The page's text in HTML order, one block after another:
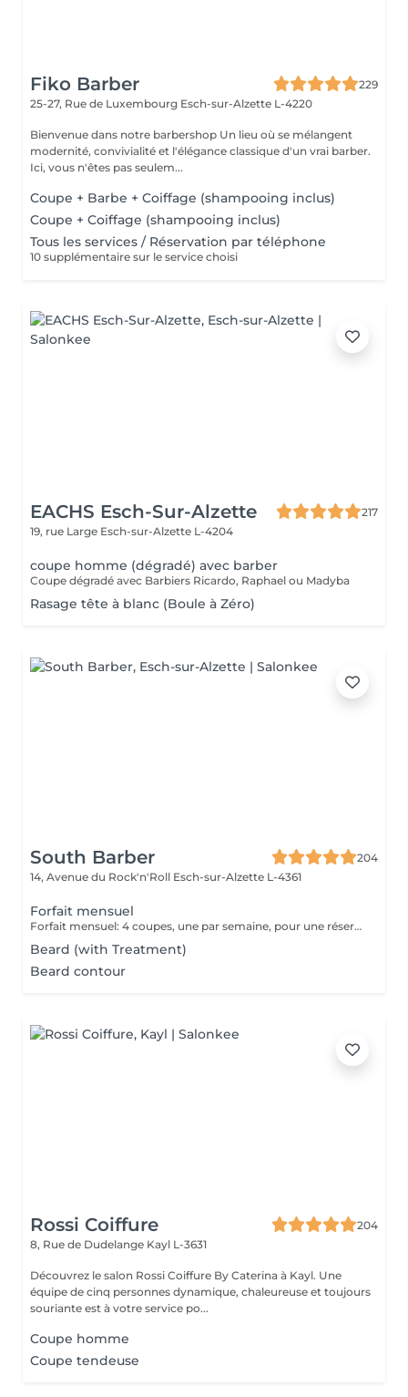
Fiko Barber
229
25-27, Rue de Luxembourg Esch-sur-Alzette L-4220
Bienvenue dans notre barbershop Un lieu où se mélangent
modernité, convivialité et l'élégance classique d'un vrai barber.
Ici, vous n'êtes pas seulem...
Coupe + Barbe + Coiffage (shampooing inclus)
Coupe + Coiffage (shampooing inclus)
Tous les services / Réservation par téléphone
10 supplémentaire sur le service choisi
EACHS Esch-Sur-Alzette
217
19, rue Large Esch-sur-Alzette L-4204
coupe homme (dégradé) avec barber
Coupe dégradé avec Barbiers Ricardo, Raphael ou Madyba
Rasage tête à blanc (Boule à Zéro)
South Barber
204
14, Avenue du Rock'n'Roll Esch-sur-Alzette L-4361
Forfait mensuel
Forfait mensuel: 4 coupes, une par semaine, pour une réservation ou un renseignement nous restons joignable sur notre numéro: 26 30 07 57 Ou sur place directement
Beard (with Treatment)
Beard contour
Rossi Coiffure
204
8, Rue de Dudelange Kayl L-3631
Découvrez le salon Rossi Coiffure By Caterina à Kayl. Une
équipe de cinq personnes dynamique, chaleureuse et toujours
souriante est à votre service po...
Coupe homme
Coupe tendeuse